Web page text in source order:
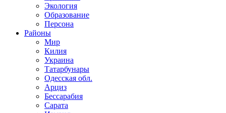
Экология
Образование
Персона
Районы
Мир
Килия
Украина
Татарбунары
Одесская обл.
Арциз
Бессарабия
Сарата